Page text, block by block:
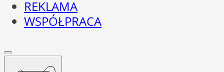
REKLAMA
WSPÓŁPRACA